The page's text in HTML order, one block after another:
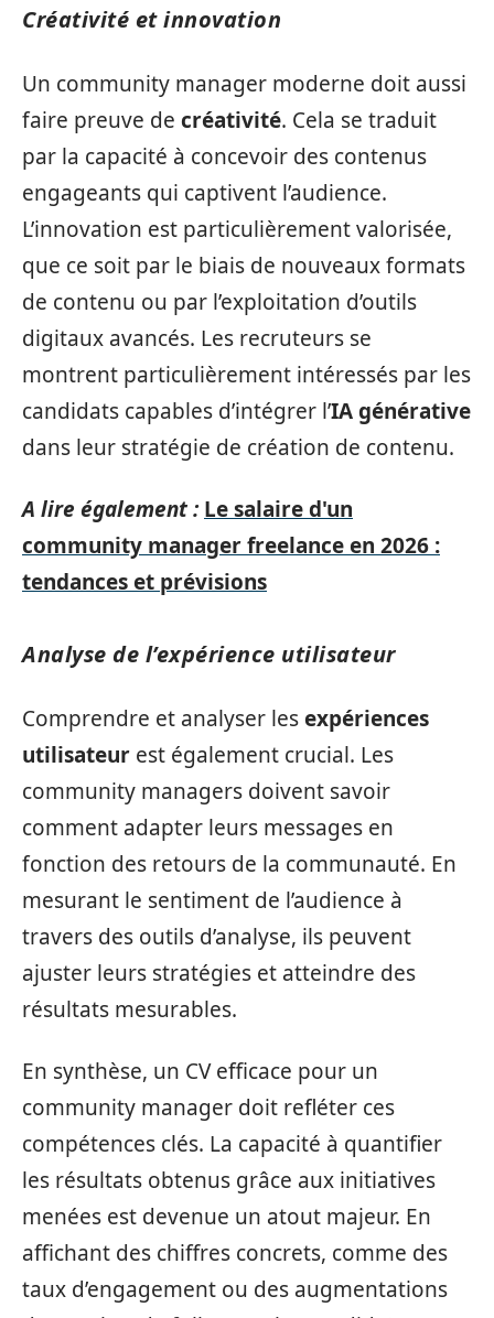
Créativité et innovation
Un community manager moderne doit aussi
faire preuve de créativité. Cela se traduit
par la capacité à concevoir des contenus
engageants qui captivent l’audience.
L’innovation est particulièrement valorisée,
que ce soit par le biais de nouveaux formats
de contenu ou par l’exploitation d’outils
digitaux avancés. Les recruteurs se
montrent particulièrement intéressés par les
candidats capables d’intégrer l’IA générative
dans leur stratégie de création de contenu.
A lire également : Le salaire d'un
community manager freelance en 2026 :
tendances et prévisions
Analyse de l’expérience utilisateur
Comprendre et analyser lesexpériences
utilisateur est également crucial. Les
community managers doivent savoir
comment adapter leurs messages en
fonction des retours de la communauté. En
mesurant le sentiment de l’audience à
travers des outils d’analyse, ils peuvent
ajuster leurs stratégies et atteindre des
résultats mesurables.
En synthèse, un CV efficace pour un
community manager doit refléter ces
compétences clés. La capacité à quantifier
les résultats obtenus grâce aux initiatives
menées est devenue un atout majeur. En
affichant des chiffres concrets, comme des
taux d’engagement ou des augmentations